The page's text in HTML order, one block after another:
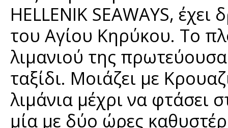
HELLENIK SEAWAYS,
του Αγίου Κηρύκου. Το
λιμανιού της
ταξίδι. Μοιάζει με
λιμάνια μέχρι να φτάσει
μία με δύο ώρες